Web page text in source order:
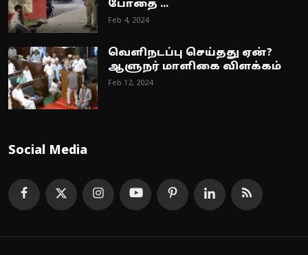
போதை ...
Feb 4, 2024
வெளிநடப்பு செய்தது ஏன்?
ஆளுநர் மாளிகை விளக்கம்
Feb 12, 2024
Social Media